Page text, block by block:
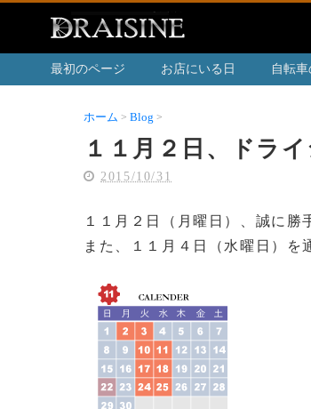
最初のページ お店にいる日 自転
ホーム Blog
１１月２日、ドラ
2015/10/31
１１月２日（月曜日）、誠に勝
また、１１月４日（水曜日）を